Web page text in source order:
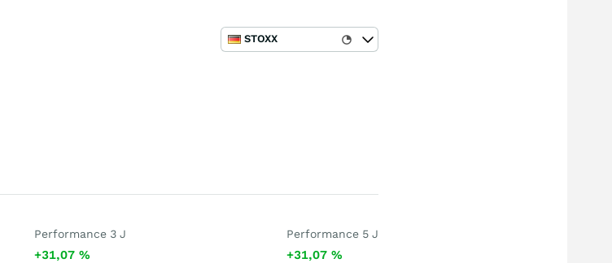
STOXX
Performance 3 J
+31,07%
Performance 5 J
+31,07 %